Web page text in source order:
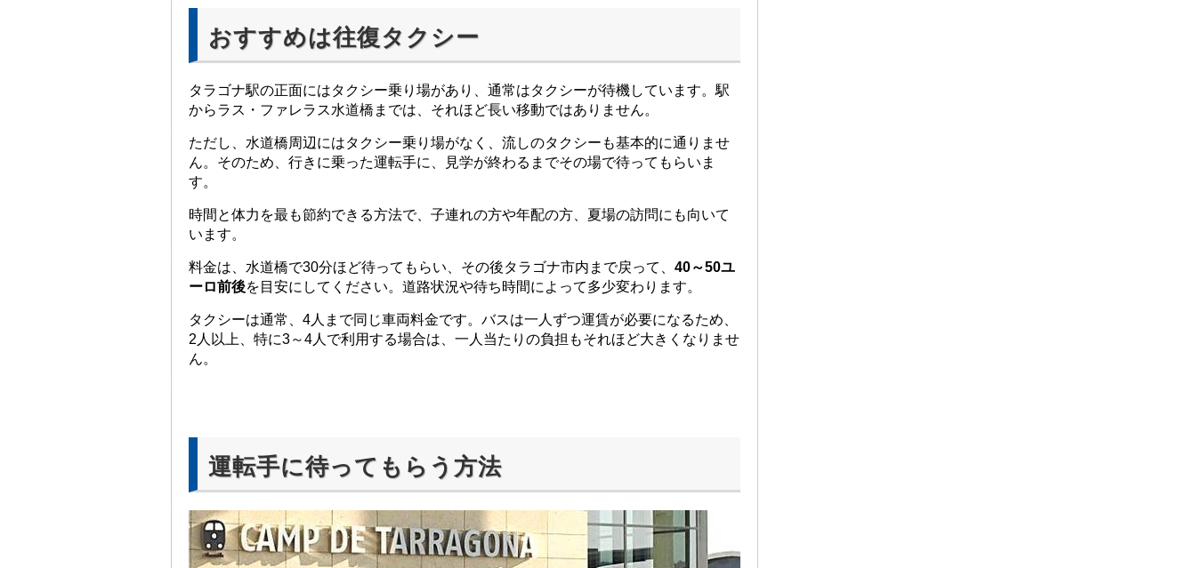
おすすめは往復タクシー
タラゴナ駅の正面にはタクシー乗り場があり、通常はタクシーが待機しています。駅
からラス・ファレラス水道橋までは、それほど長い移動ではありません。
ただし、水道橋周辺にはタクシー乗り場がなく、流しのタクシーも基本的に通りませ
ん。そのため、行きに乗った運転手に、見学が終わるまでその場で待ってもらいま
す。
時間と体力を最も節約できる方法で、子連れの方や年配の方、夏場の訪問にも向いて
います。
料金は、水道橋で30分ほど待ってもらい、その後タラゴナ市内まで戻って、 40～50ユ
ーロ前後を目安にしてください。道路状況や待ち時間によって多少変わります。
タクシーは通常、4人まで同じ車両料金です。バスは一人ずつ運賃が必要になるため、
2人以上、特に3～4人で利用する場合は、一人当たりの負担もそれほど大きくなりませ
ん。
運転手に待ってもらう方法